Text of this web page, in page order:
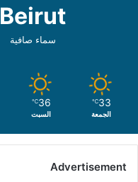
Beirut
سماء صافية
33
℃
الجمعة
36
℃
السبت
Advertisement